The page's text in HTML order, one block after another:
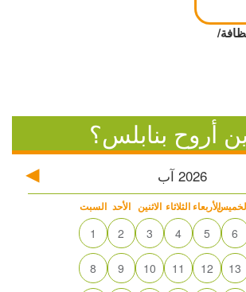
أروح بنابلس؟
2026 آب
السبت الأحد الاثنين الثلاثاء الأربعاء
1 2 3 4 5 6
8 9 10 11 12 13